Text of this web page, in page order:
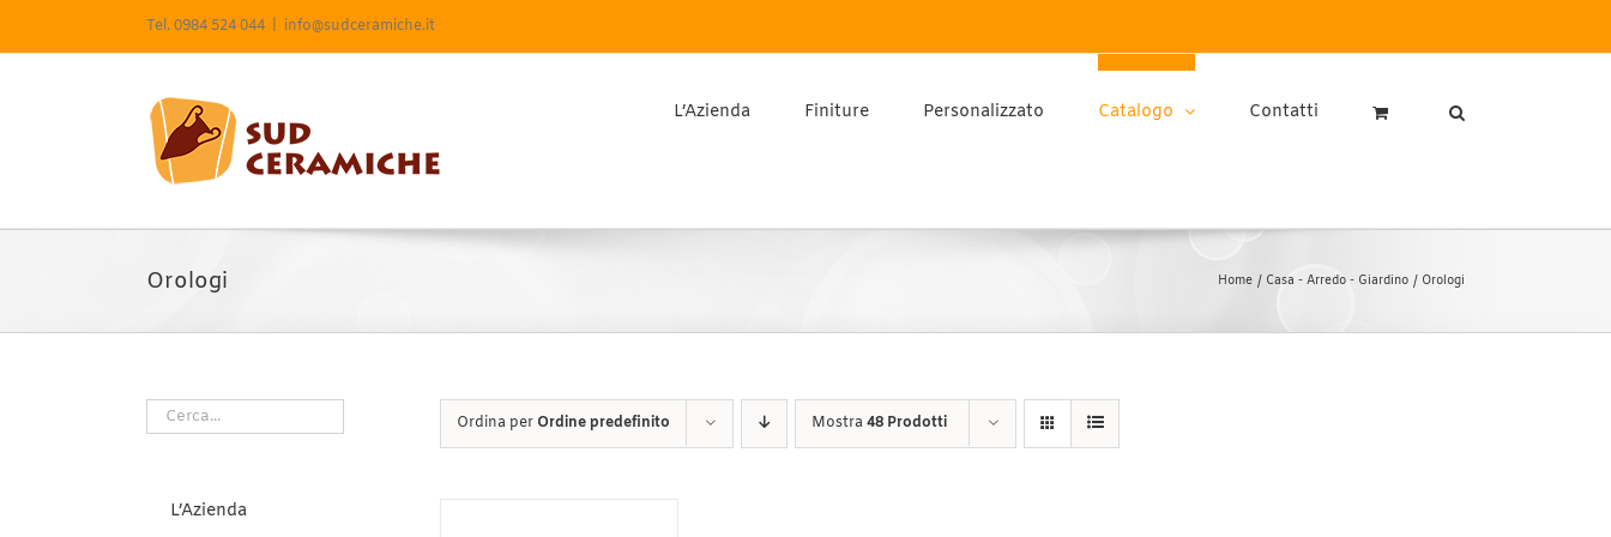
contenuto
Tel. 0984 524 044 info@sudceramiche.it
L’Azienda Finiture Personalizzato Catalogo Contatti
Orologi Home Casa - Arredo - Giardino Orologi
Ordina per Ordine predefinito Mostra 48 Prodotti
L’Azienda